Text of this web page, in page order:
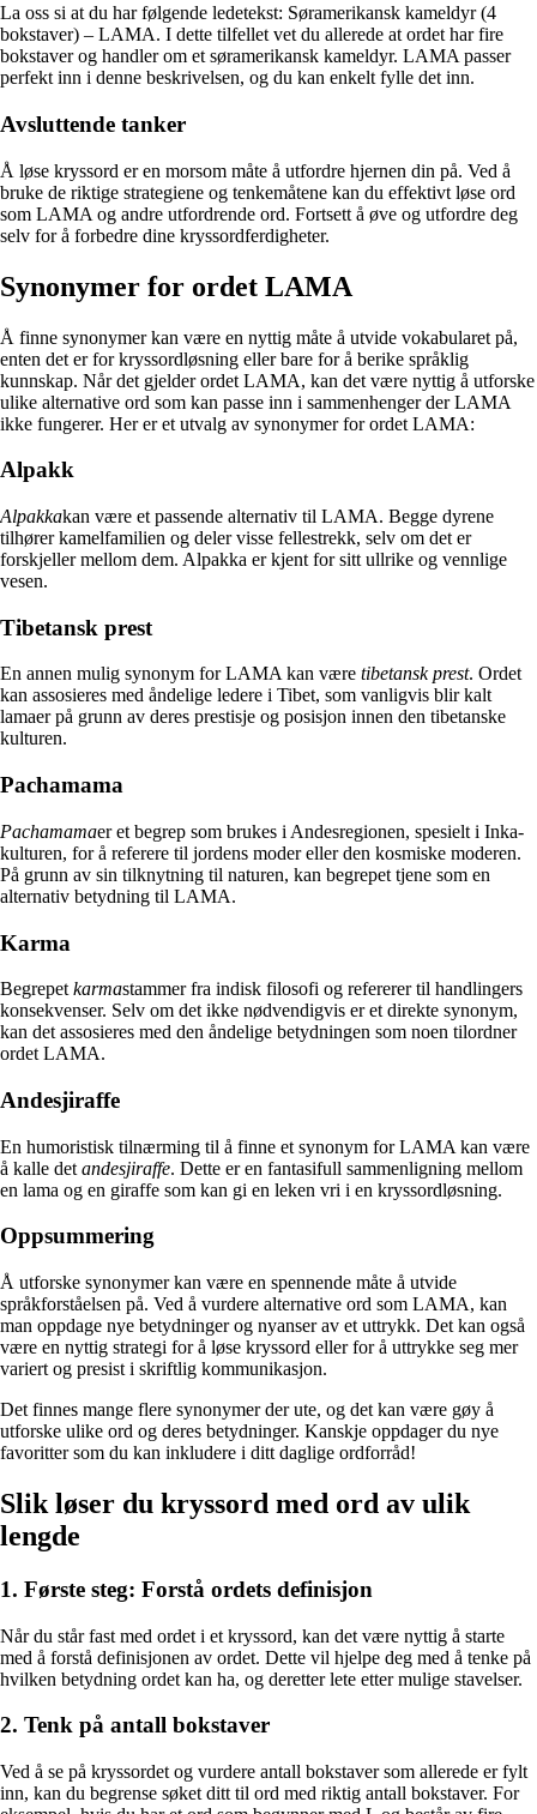
La oss si at du har følgende ledetekst: Søramerikansk kameldyr (4
bokstaver) – LAMA. I dette tilfellet vet du allerede at ordet har fire
bokstaver og handler om et søramerikansk kameldyr. LAMA passer
perfekt inn i denne beskrivelsen, og du kan enkelt fylle det inn.
Avsluttende tanker
Å løse kryssord er en morsom måte å utfordre hjernen din på. Ved å
bruke de riktige strategiene og tenkemåtene kan du effektivt løse ord
som LAMA og andre utfordrende ord. Fortsett å øve og utfordre deg
selv for å forbedre dine kryssordferdigheter.
Synonymer for ordet LAMA
Å finne synonymer kan være en nyttig måte å utvide vokabularet på,
enten det er for kryssordløsning eller bare for å berike språklig
kunnskap. Når det gjelder ordet LAMA, kan det være nyttig å utforske
ulike alternative ord som kan passe inn i sammenhenger der LAMA
ikke fungerer. Her er et utvalg av synonymer for ordet LAMA:
Alpakk
Alpakkakan være et passende alternativ til LAMA. Begge dyrene
tilhører kamelfamilien og deler visse fellestrekk, selv om det er
forskjeller mellom dem. Alpakka er kjent for sitt ullrike og vennlige
vesen.
Tibetansk prest
En annen mulig synonym for LAMA kan være tibetansk prest. Ordet
kan assosieres med åndelige ledere i Tibet, som vanligvis blir kalt
lamaer på grunn av deres prestisje og posisjon innen den tibetanske
kulturen.
Pachamama
Pachamamaer et begrep som brukes i Andesregionen, spesielt i Inka-
kulturen, for å referere til jordens moder eller den kosmiske moderen.
På grunn av sin tilknytning til naturen, kan begrepet tjene som en
alternativ betydning til LAMA.
Karma
Begrepet karmastammer fra indisk filosofi og refererer til handlingers
konsekvenser. Selv om det ikke nødvendigvis er et direkte synonym,
kan det assosieres med den åndelige betydningen som noen tilordner
ordet LAMA.
Andesjiraffe
En humoristisk tilnærming til å finne et synonym for LAMA kan være
å kalle det andesjiraffe. Dette er en fantasifull sammenligning mellom
en lama og en giraffe som kan gi en leken vri i en kryssordløsning.
Oppsummering
Å utforske synonymer kan være en spennende måte å utvide
språkforståelsen på. Ved å vurdere alternative ord som LAMA, kan
man oppdage nye betydninger og nyanser av et uttrykk. Det kan også
være en nyttig strategi for å løse kryssord eller for å uttrykke seg mer
variert og presist i skriftlig kommunikasjon.
Det finnes mange flere synonymer der ute, og det kan være gøy å
utforske ulike ord og deres betydninger. Kanskje oppdager du nye
favoritter som du kan inkludere i ditt daglige ordforråd!
Slik løser du kryssord med ord av ulik
lengde
1. Første steg: Forstå ordets definisjon
Når du står fast med ordet i et kryssord, kan det være nyttig å starte
med å forstå definisjonen av ordet. Dette vil hjelpe deg med å tenke på
hvilken betydning ordet kan ha, og deretter lete etter mulige stavelser.
2. Tenk på antall bokstaver
Ved å se på kryssordet og vurdere antall bokstaver som allerede er fylt
inn, kan du begrense søket ditt til ord med riktig antall bokstaver. For